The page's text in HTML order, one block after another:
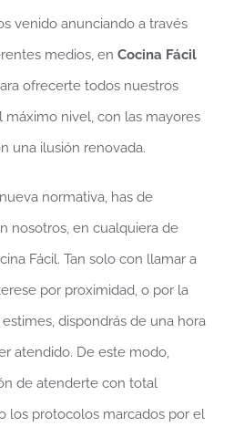
venido anunciando a través
medios, en Cocina Fácil
ofrecerte todos nuestros
máximo nivel, con las mayores
una ilusión renovada.
normativa, has de
nosotros, en cualquiera de
Fácil. Tan solo con llamar a
por proximidad, o por la
dispondrás de una hora
atendido. De este modo,
de atenderte con total
los protocolos marcados por el